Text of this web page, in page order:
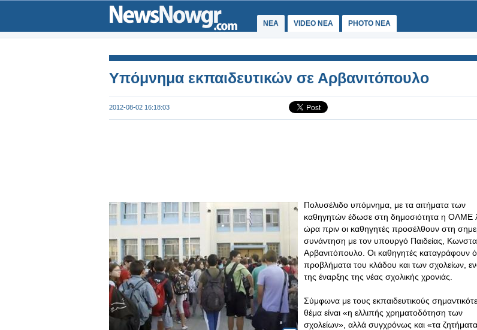
ΝΕΑ VIDEO NEA PHOTO NEA
Υπόμνημα εκπαιδευτικών σε Αρβανιτόπουλο
2012-08-02 16:18:03
Πολυσέλιδο υπόμνημα, με τα αιτήματα των
καθηγητών έδωσε στη δημοσιότητα η ΟΛΜΕ
ώρα πριν οι καθηγητές προσέλθουν στη
συνάντηση με τον υπουργό Παιδείας,
Αρβανιτόπουλο. Οι καθηγητές καταγράφουν
προβλήματα του κλάδου και των σχολείων,
της έναρξης της νέας σχολικής χρονιάς.
Σύμφωνα με τους εκπαιδευτικούς
θέμα είναι «η ελλιπής χρηματοδότηση των
σχολείων», αλλά συγχρόνως και «τα ζητήματα